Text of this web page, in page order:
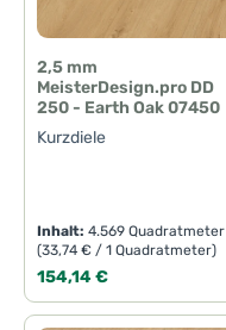
2,5 mm
MeisterDesign.pro DD
250 - Earth Oak 07450
Kurzdiele
Inhalt:4.569 Quadratmeter
(33,74 € / 1 Quadratmeter)
Regulärer Preis:
154,14 €